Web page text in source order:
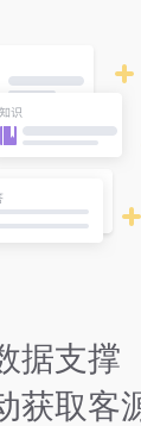
据支撑
获取客